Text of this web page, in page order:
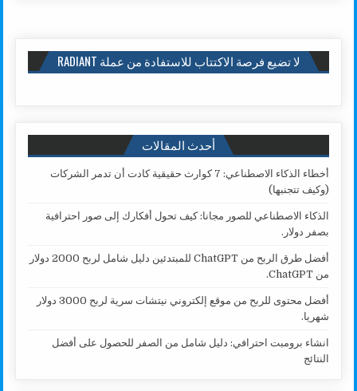
لا تضيع فرصة الاكتتاب للاستفادة من عملة RADIANT
أحدث المقالات
أخطاء الذكاء الاصطناعي: 7 كوارث حقيقية كادت أن تدمر الشركات
(وكيف تتجنبها)
الذكاء الاصطناعي للصور مجانا: كيف تحول أفكارك إلى صور احترافية
بصفر دولار.
أفضل طرق الربح من ChatGPT للمبتدئين دليل شامل لربح 2000 دولار
من ChatGPT.
أفضل محتوى للربح من موقع إلكتروني نيتشات سرية لربح 3000 دولار
شهريا.
انشاء برومبت احترافي: دليل شامل من الصفر للحصول على أفضل
النتائج